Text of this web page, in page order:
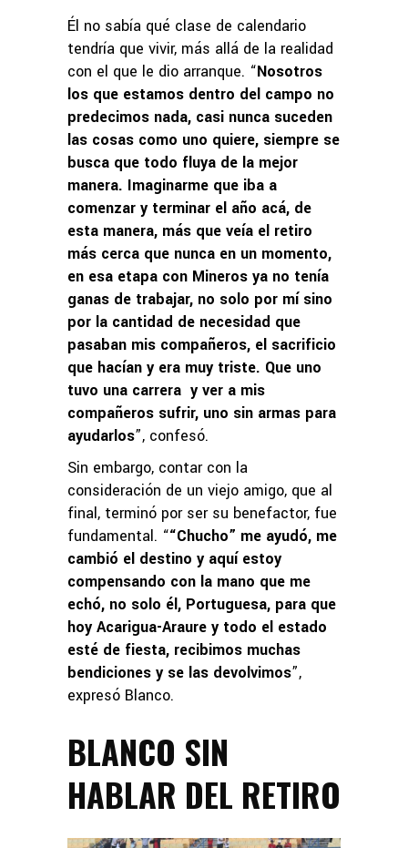
Él no sabía qué clase de calendario
tendría que vivir, más allá de la realidad
con el que le dio arranque. “Nosotros
los que estamos dentro del campo no
predecimos nada, casi nunca suceden
las cosas como uno quiere, siempre se
busca que todo fluya de la mejor
manera. Imaginarme que iba a
comenzar y terminar el año acá, de
esta manera, más que veía el retiro
más cerca que nunca en un momento,
en esa etapa con Mineros ya no tenía
ganas de trabajar, no solo por mí sino
por la cantidad de necesidad que
pasaban mis compañeros, el sacrificio
que hacían y era muy triste. Que uno
tuvo una carrera y ver a mis
compañeros sufrir, uno sin armas para
ayudarlos”, confesó.
Sin embargo, contar con la
consideración de un viejo amigo, que al
final, terminó por ser su benefactor, fue
fundamental. ““Chucho” me ayudó, me
cambió el destino y aquí estoy
compensando con la mano que me
echó, no solo él, Portuguesa, para que
hoy Acarigua-Araure y todo el estado
esté de fiesta, recibimos muchas
bendiciones y se las devolvimos”,
expresó Blanco.
BLANCO SIN
HABLAR DEL RETIRO